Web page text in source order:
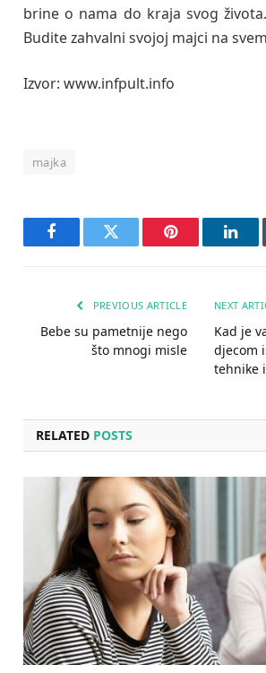
brine o nama do kraja svog
Budite zahvalni svojoj majci na
Izvor: www.infpult.info
majka
FacebookTwitter Pinterest
PREVIOUS ARTICLE
Bebe su pametnije nego
što mnogi misle
NEXT
Kad je
djecom
tehnike
RELATED POSTS